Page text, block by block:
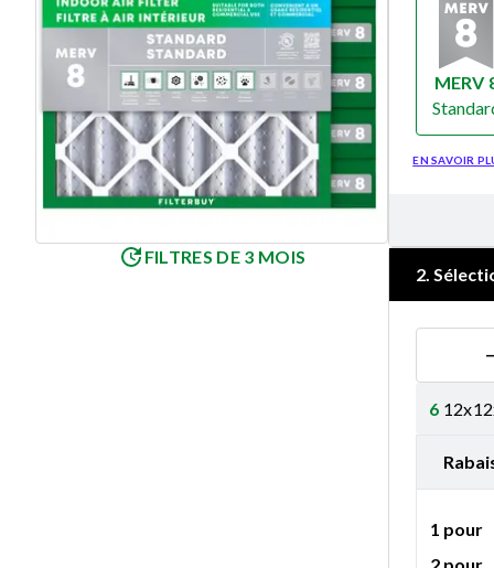
FILTRES DE 3 MOIS
MERV
EN SAVOIR
2.
−
6
1 pour